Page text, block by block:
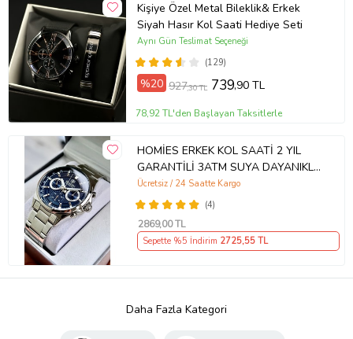
Kişiye Özel Metal Bileklik& Erkek
Siyah Hasır Kol Saati Hediye Seti
(129)
Aynı Gün Teslimat Seçeneği
%20 927,30 TL 739,90 TL
78,92 TL'den Başlayan Taksitlerle
HOMİES ERKEK KOL SAATİ 2 YIL
GARANTİLİ 3ATM SUYA DAYANIKLI
ORİJİNAL (Gümüş)
(4)
Ücretsiz / 24 Saatte Kargo
2869,00 TL
Sepette %5 İndirim 2725,55 TL
Daha Fazla Kategori